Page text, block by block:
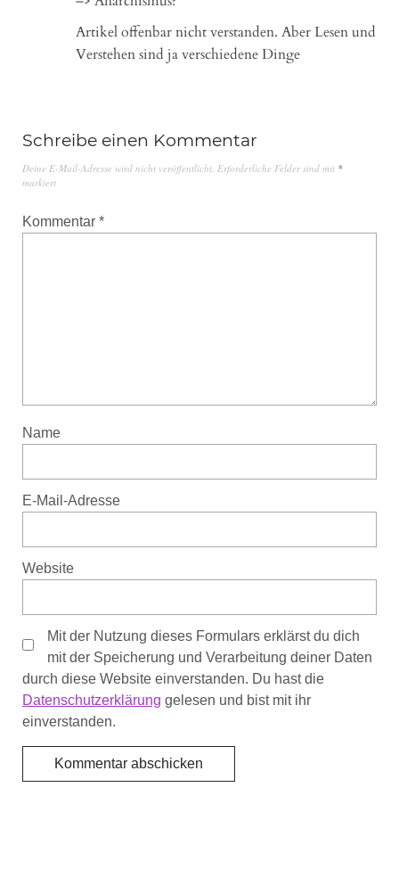
Artikel offenbar nicht verstanden. Aber Lesen und
Verstehen sind ja verschiedene Dinge
Schreibe einen Kommentar
Deine E-Mail-Adresse wird nicht veröffentlicht. Erforderliche Felder sind mit *
markiert
Kommentar *
Name
E-Mail-Adresse
Website
Mit der Nutzung dieses Formulars erklärst du dich
mit der Speicherung und Verarbeitung deiner Daten
durch diese Website einverstanden. Du hast die
Datenschutzerklärung gelesen und bist mit ihr
einverstanden.